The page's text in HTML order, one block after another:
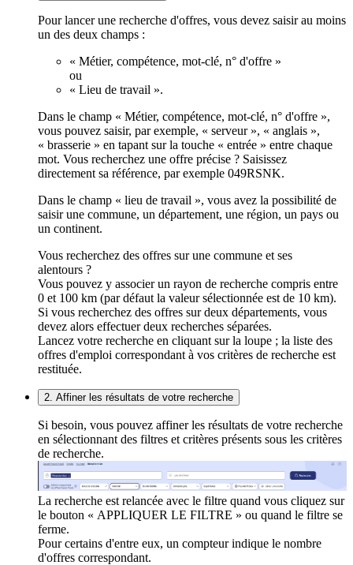
Pour lancer une recherche d'offres, vous devez saisir au moins
un des deux champs :
« Métier, compétence, mot-clé, n° d'offre »
ou
« Lieu de travail ».
Dans le champ « Métier, compétence, mot-clé, n° d'offre »,
vous pouvez saisir, par exemple, « serveur », « anglais »,
« brasserie » en tapant sur la touche « entrée » entre chaque
mot. Vous recherchez une offre précise ? Saisissez
directement sa référence, par exemple 049RSNK.
Dans le champ « lieu de travail », vous avez la possibilité de
saisir une commune, un département, une région, un pays ou
un continent.
Vous recherchez des offres sur une commune et ses
alentours ?
Vous pouvez y associer un rayon de recherche compris entre
0 et 100 km (par défaut la valeur sélectionnée est de 10 km).
Si vous recherchez des offres sur deux départements, vous
devez alors effectuer deux recherches séparées.
Lancez votre recherche en cliquant sur la loupe ; la liste des
offres d'emploi correspondant à vos critères de recherche est
restituée.
2. Affiner les résultats de votre recherche
Si besoin, vous pouvez affiner les résultats de votre recherche
en sélectionnant des filtres et critères présents sous les critères
de recherche.
La recherche est relancée avec le filtre quand vous cliquez sur
le bouton « APPLIQUER LE FILTRE » ou quand le filtre se
ferme.
Pour certains d'entre eux, un compteur indique le nombre
d'offres correspondant.